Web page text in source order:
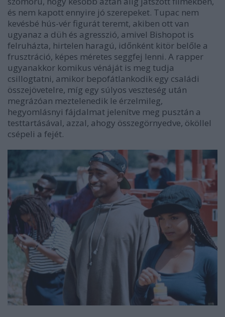
és nem kapott ennyire jó szerepeket. Tupac nem
kevésbé hús-vér figurát teremt, akiben ott van
ugyanaz a düh és agresszió, amivel Bishopot is
felruházta, hirtelen haragú, időnként kitör belőle a
frusztráció, képes méretes seggfej lenni. A rapper
ugyanakkor komikus vénáját is meg tudja
csillogtatni, amikor bepofátlankodik egy családi
összejövetelre, míg egy súlyos veszteség után
megrázóan meztelenedik le érzelmileg,
hegyomlásnyi fájdalmat jelenítve meg pusztán a
testtartásával, azzal, ahogy összegörnyedve, ököllel
csépeli a fejét.